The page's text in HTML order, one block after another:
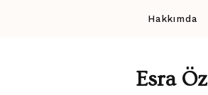
Hakkımda
Esra Öz